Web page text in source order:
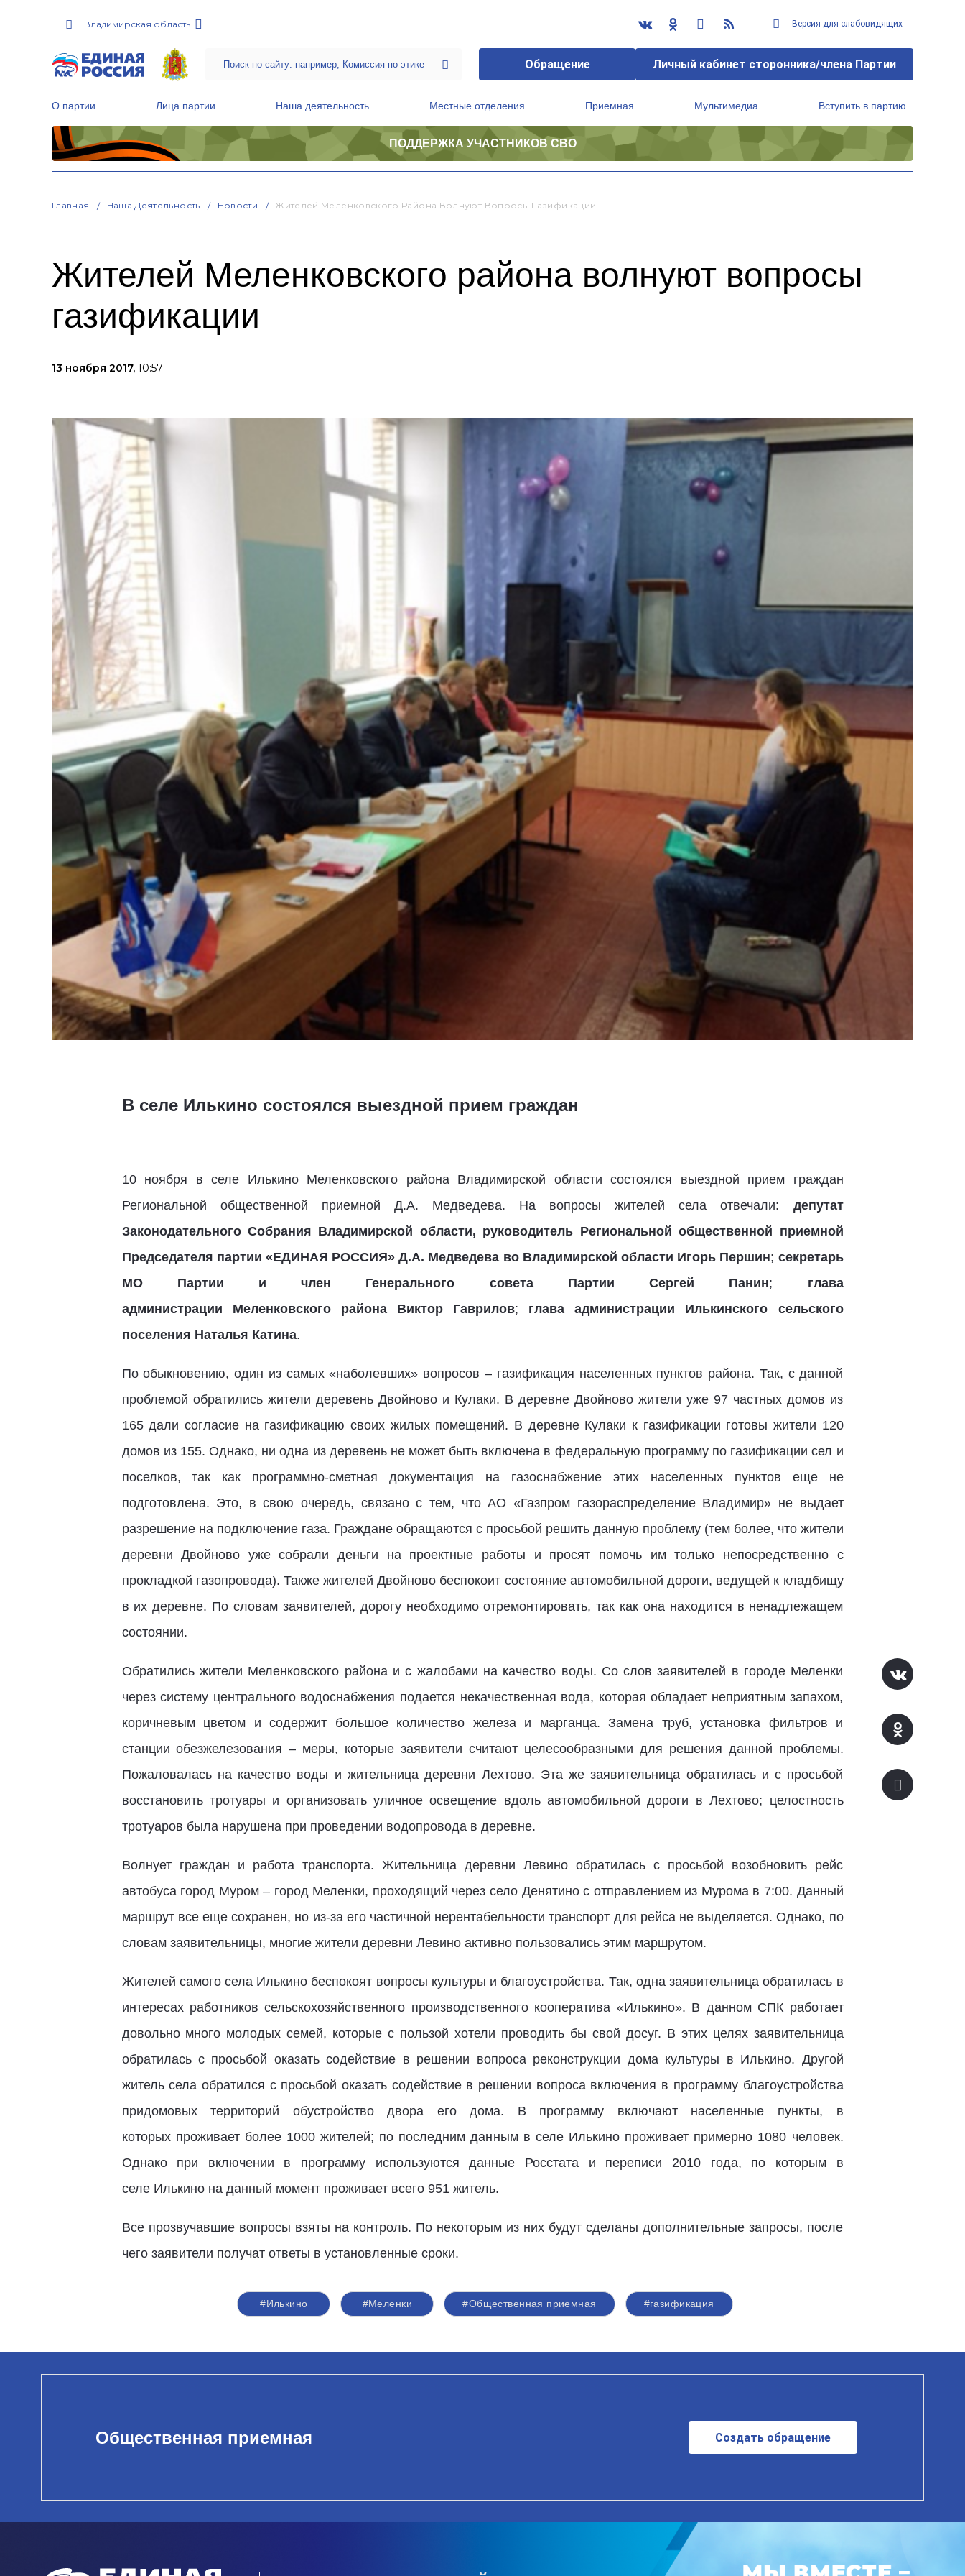
Владимирская область Версия для слабовидящих
Обращение Личный кабинет сторонника/члена Партии
О партии Лица партии Наша деятельность Местные отделения Приемная Мультимедиа Вступить в партию
ПОДДЕРЖКА УЧАСТНИКОВ СВО
Главная Наша Деятельность Новости Жителей Меленковского Района Волнуют Вопросы Газификации
Жителей Меленковского района волнуют вопросы
газификации
13 ноября 2017, 10:57
В селе Илькино состоялся выездной прием граждан
10 ноября в селе Илькино Меленковского района Владимирской области состоялся выездной прием граждан
Региональной общественной приемной Д.А. Медведева. На вопросы жителей села отвечали: депутат
Законодательного Собрания Владимирской области, руководитель Региональной общественной приемной
Председателя партии «ЕДИНАЯ РОССИЯ» Д.А. Медведева во Владимирской области Игорь Першин; секретарь
МО Партии и член Генерального совета Партии Сергей Панин; глава
администрации Меленковского района Виктор Гаврилов; глава администрации Илькинского сельского
поселения Наталья Катина.
По обыкновению, один из самых «наболевших» вопросов – газификация населенных пунктов района. Так, с данной
проблемой обратились жители деревень Двойново и Кулаки. В деревне Двойново жители уже 97 частных домов из
165 дали согласие на газификацию своих жилых помещений. В деревне Кулаки к газификации готовы жители 120
домов из 155. Однако, ни одна из деревень не может быть включена в федеральную программу по газификации сел и
поселков, так как программно-сметная документация на газоснабжение этих населенных пунктов еще не
подготовлена. Это, в свою очередь, связано с тем, что АО «Газпром газораспределение Владимир» не выдает
разрешение на подключение газа. Граждане обращаются с просьбой решить данную проблему (тем более, что жители
деревни Двойново уже собрали деньги на проектные работы и просят помочь им только непосредственно с
прокладкой газопровода). Также жителей Двойново беспокоит состояние автомобильной дороги, ведущей к кладбищу
в их деревне. По словам заявителей, дорогу необходимо отремонтировать, так как она находится в ненадлежащем
состоянии.
Обратились жители Меленковского района и с жалобами на качество воды. Со слов заявителей в городе Меленки
через систему центрального водоснабжения подается некачественная вода, которая обладает неприятным запахом,
коричневым цветом и содержит большое количество железа и марганца. Замена труб, установка фильтров и
станции обезжелезования – меры, которые заявители считают целесообразными для решения данной проблемы.
Пожаловалась на качество воды и жительница деревни Лехтово. Эта же заявительница обратилась и с просьбой
восстановить тротуары и организовать уличное освещение вдоль автомобильной дороги в Лехтово; целостность
тротуаров была нарушена при проведении водопровода в деревне.
Волнует граждан и работа транспорта. Жительница деревни Левино обратилась с просьбой возобновить рейс
автобуса город Муром – город Меленки, проходящий через село Денятино с отправлением из Мурома в 7:00. Данный
маршрут все еще сохранен, но из-за его частичной нерентабельности транспорт для рейса не выделяется. Однако, по
словам заявительницы, многие жители деревни Левино активно пользовались этим маршрутом.
Жителей самого села Илькино беспокоят вопросы культуры и благоустройства. Так, одна заявительница обратилась в
интересах работников сельскохозяйственного производственного кооператива «Илькино». В данном СПК работает
довольно много молодых семей, которые с пользой хотели проводить бы свой досуг. В этих целях заявительница
обратилась с просьбой оказать содействие в решении вопроса реконструкции дома культуры в Илькино. Другой
житель села обратился с просьбой оказать содействие в решении вопроса включения в программу благоустройства
придомовых территорий обустройство двора его дома. В программу включают населенные пункты, в
которых проживает более 1000 жителей; по последним данным в селе Илькино проживает примерно 1080 человек.
Однако при включении в программу используются данные Росстата и переписи 2010 года, по которым в
селе Илькино на данный момент проживает всего 951 житель.
Все прозвучавшие вопросы взяты на контроль. По некоторым из них будут сделаны дополнительные запросы, после
чего заявители получат ответы в установленные сроки.
#Илькино #Меленки #Общественная приемная #газификация
Общественная приемная Создать обращение